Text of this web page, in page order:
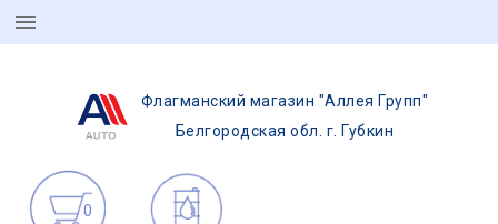
Флагманский магазин "Аллея Групп"
Белгородская обл. г. Губкин
0